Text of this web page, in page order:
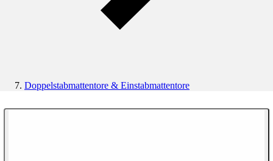
Doppelstabmattentore & Einstabmattentore